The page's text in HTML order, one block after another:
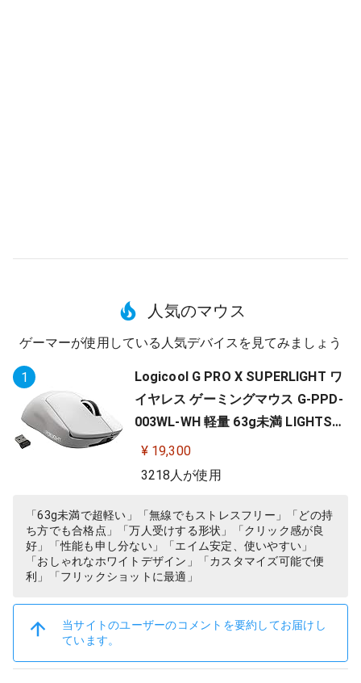
人気のマウス
ゲーマーが使用している人気デバイスを見てみましょう
1
Logicool G PRO X SUPERLIGHT ワ
イヤレス ゲーミングマウス G-PPD-
003WL-WH 軽量 63g未満 LIGHTSP
EED HERO 25Kセンサー POWERPLA
Y 無線 充電 対応 ゲーミング マウス
¥ 19,300
3218人が使用
「63g未満で超軽い」「無線でもストレスフリー」「どの持
ち方でも合格点」「万人受けする形状」「クリック感が良
好」「性能も申し分ない」「エイム安定、使いやすい」
「おしゃれなホワイトデザイン」「カスタマイズ可能で便
利」「フリックショットに最適」
当サイトのユーザーのコメントを要約してお届けし
ています。